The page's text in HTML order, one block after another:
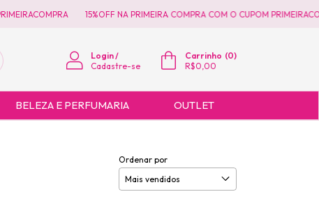
15%OFF NA PRIMEIRA COMPRA COM O CUPOM
Login /
Cadastre-se
Carrinho (0)
R$0,00
BELEZA E PERFUMARIA OUTLET
Ordenar por